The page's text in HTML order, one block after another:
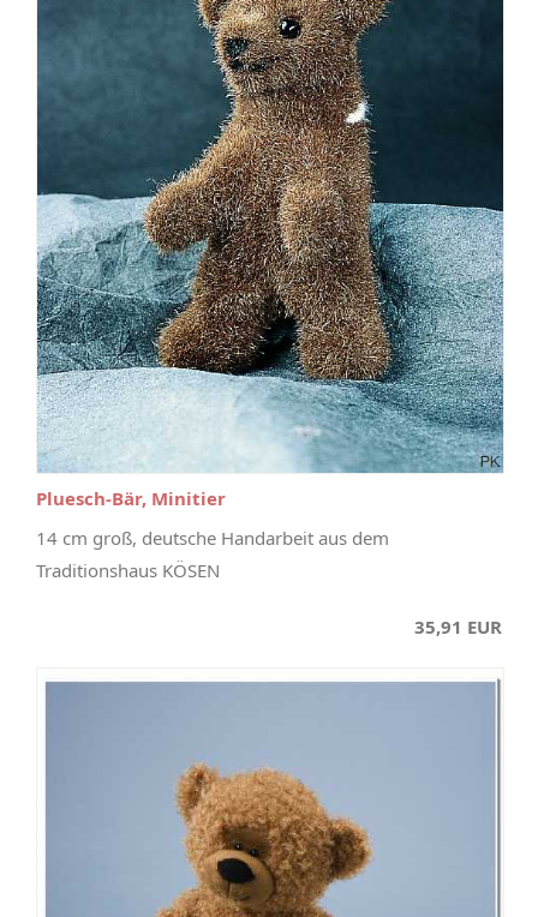
Pluesch-Bär, Minitier
14 cm groß, deutsche Handarbeit aus dem
Traditionshaus KÖSEN
35,91 EUR